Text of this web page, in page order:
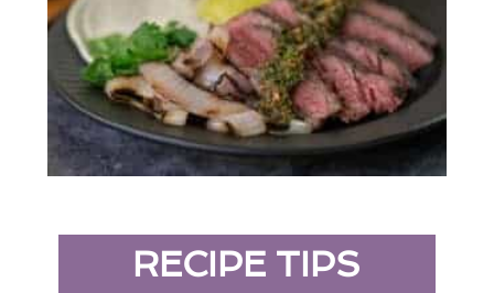
RECIPE TIPS